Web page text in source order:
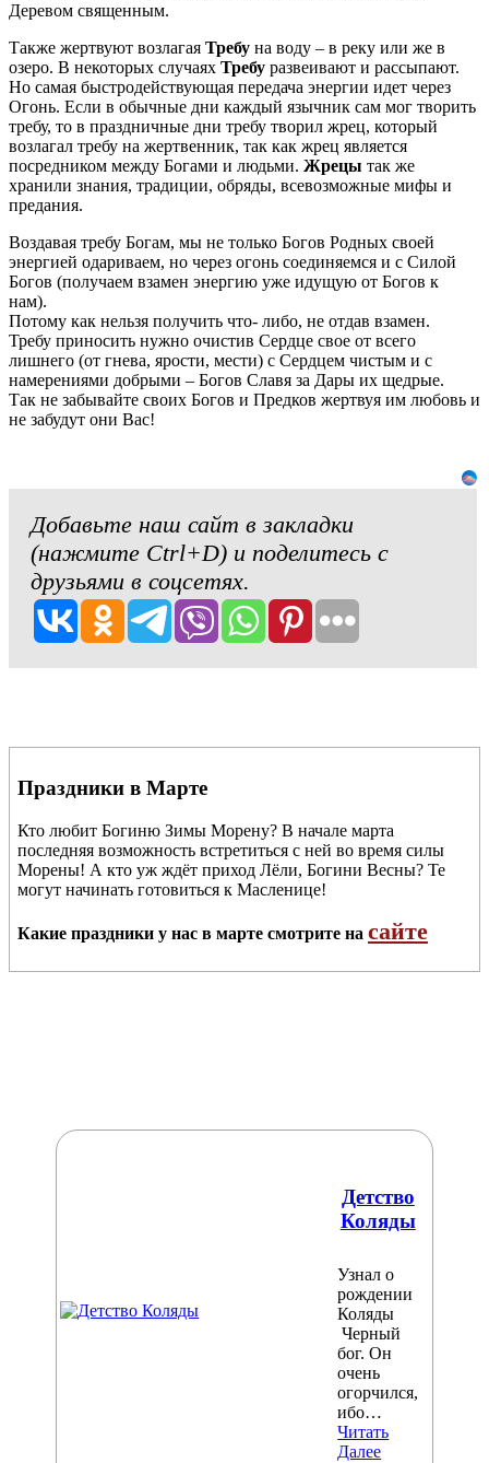
Деревом священным.
Также жертвуют возлагая Требу на воду – в реку или же в
озеро. В некоторых случаях Требу развеивают и рассыпают.
Но самая быстродействующая передача энергии идет через
Огонь. Если в обычные дни каждый язычник сам мог творить
требу, то в праздничные дни требу творил жрец, который
возлагал требу на жертвенник, так как жрец является
посредником между Богами и людьми. Жрецы так же
хранили знания, традиции, обряды, всевозможные мифы и
предания.
Воздавая требу Богам, мы не только Богов Родных своей
энергией одариваем, но через огонь соединяемся и с Силой
Богов (получаем взамен энергию уже идущую от Богов к
нам).
Потому как нельзя получить что- либо, не отдав взамен.
Требу приносить нужно очистив Сердце свое от всего
лишнего (от гнева, ярости, мести) с Сердцем чистым и с
намерениями добрыми – Богов Славя за Дары их щедрые.
Так не забывайте своих Богов и Предков жертвуя им любовь и
не забудут они Вас!
Добавьте наш сайт в закладки
(нажмите Ctrl+D) и поделитесь с
друзьями в соцсетях.
Праздники в Марте
Кто любит Богиню Зимы Морену? В начале марта
последняя возможность встретиться с ней во время силы
Морены! А кто уж ждёт приход Лёли, Богини Весны? Те
могут начинать готовиться к Масленице!
Какие праздники у нас в марте смотрите на сайте
Детство
Коляды
Узнал о
рождении
Коляды
Черный
бог. Он
очень
огорчился,
ибо…
Читать
Далее